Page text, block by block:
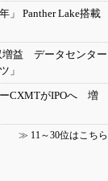
」 Panther Lake搭載
増益 データセンター
」
CXMTがIPOへ 増
≫ 11～30位はこちら